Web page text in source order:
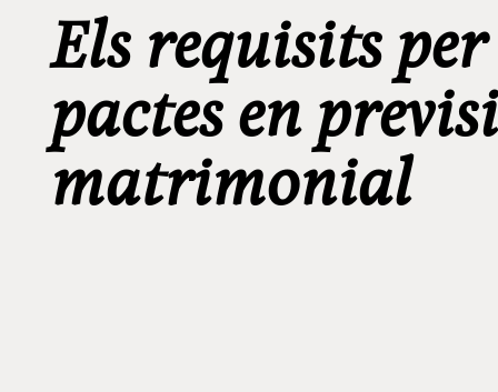
Els requisits
pactes en
matrimonial